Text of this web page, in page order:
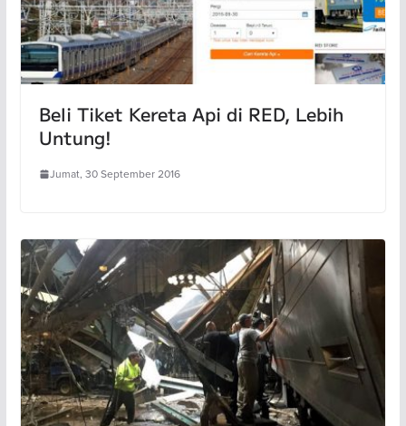
Beli Tiket Kereta Api di RED, Lebih
Untung!
Jumat, 30 September 2016